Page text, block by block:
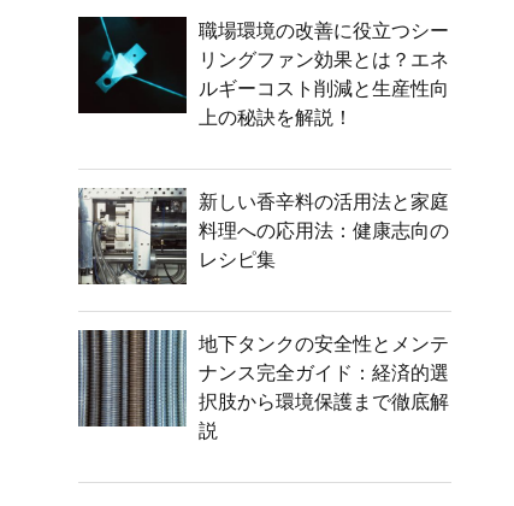
職場環境の改善に役立つシー
リングファン効果とは？エネ
ルギーコスト削減と生産性向
上の秘訣を解説！
新しい香辛料の活用法と家庭
料理への応用法：健康志向の
レシピ集
地下タンクの安全性とメンテ
ナンス完全ガイド：経済的選
択肢から環境保護まで徹底解
説